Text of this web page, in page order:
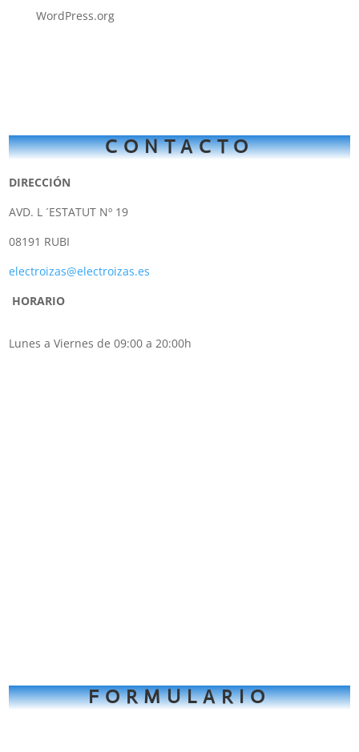
WordPress.org
CONTACTO
DIRECCIÓN
AVD. L ´ESTATUT Nº 19
08191 RUBI
electroizas@electroizas.es
HORARIO
Lunes a Viernes de 09:00 a 20:00h
FORMULARIO